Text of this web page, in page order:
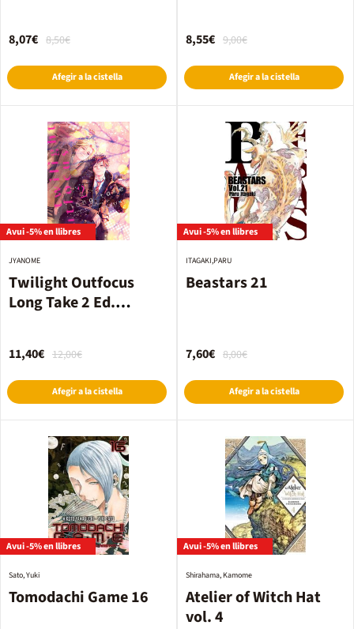
8,50€
8,07€
Afegir a la cistella
9,00€
8,55€
Afegir a la cistella
Avui -5% en llibres
Twilight Outfocus
Long Take 2 Ed.
JYANOME
12,00€
11,40€
Afegir a la cistella
Avui -5% en llibres
Beastars 21
ITAGAKI,PARU
8,00€
7,60€
Afegir a la cistella
Avui -5% en llibres
Tomodachi Game 16
Sato, Yuki
Avui -5% en llibres
Atelier of Witch Hat
vol. 4
Shirahama, Kamome